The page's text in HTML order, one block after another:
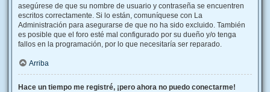
asegúrese de que su nombre de usuario y contraseña se encuentren
escritos correctamente. Si lo están, comuníquese con La
Administración para asegurarse de que no ha sido excluido. También
es posible que el foro esté mal configurado por su dueño y/o tenga
fallos en la programación, por lo que necesitaría ser reparado.
Arriba
Hace un tiempo me registré, ¡pero ahora no puedo conectarme!